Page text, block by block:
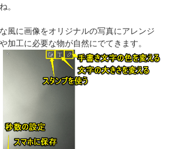
。
風に画像をオリジナルの写真にアレンジ
加工に必要な物が自然にでてきます。